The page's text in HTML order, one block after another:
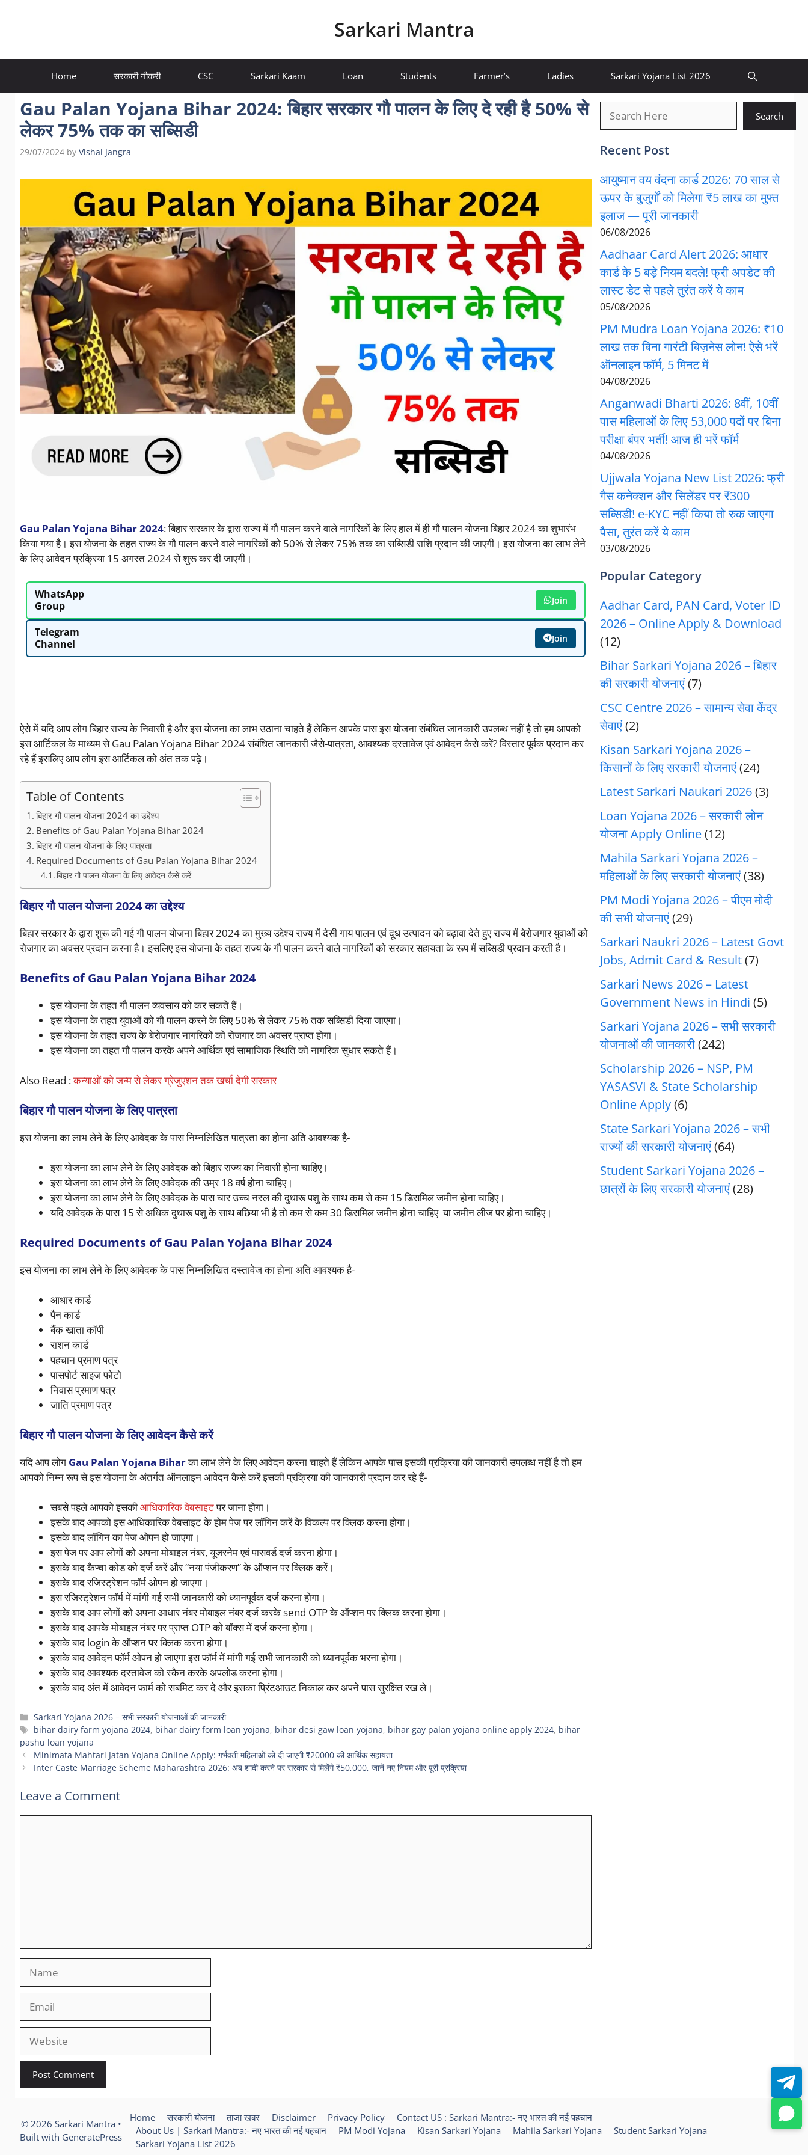
Sarkari Mantra
Home सरकारी नौकरी CSC Sarkari Kaam Loan Students Farmer’s Ladies Sarkari Yojana List 2026
Gau Palan Yojana Bihar 2024: बिहार सरकार गौ पालन के लिए दे रही है 50% से
लेकर 75% तक का सब्सिडी
29/07/2024 by Vishal Jangra
Gau Palan Yojana Bihar 2024: बिहार सरकार के द्वारा राज्य में गौ पालन करने वाले नागरिकों के लिए हाल में ही गौ पालन योजना बिहार 2024 का शुभारंभ
किया गया है। इस योजना के तहत राज्य के गौ पालन करने वाले नागरिकों को 50% से लेकर 75% तक का सब्सिडी राशि प्रदान की जाएगी। इस योजना का लाभ लेने
के लिए आवेदन प्रक्रिया 15 अगस्त 2024 से शुरू कर दी जाएगी।
WhatsApp
Group
Join
Telegram
Channel
Join
ऐसे में यदि आप लोग बिहार राज्य के निवासी है और इस योजना का लाभ उठाना चाहते हैं लेकिन आपके पास इस योजना संबंधित जानकारी उपलब्ध नहीं है तो हम आपको
इस आर्टिकल के माध्यम से Gau Palan Yojana Bihar 2024 संबंधित जानकारी जैसे-पात्रता, आवश्यक दस्तावेज एवं आवेदन कैसे करें? विस्तार पूर्वक प्रदान कर
रहे हैं इसलिए आप लोग इस आर्टिकल को अंत तक पढ़े।
Table of Contents
बिहार गौ पालन योजना 2024 का उद्देश्य
Benefits of Gau Palan Yojana Bihar 2024
बिहार गौ पालन योजना के लिए पात्रता
Required Documents of Gau Palan Yojana Bihar 2024
बिहार गौ पालन योजना के लिए आवेदन कैसे करें
बिहार गौ पालन योजना 2024 का उद्देश्य
बिहार सरकार के द्वारा शुरू की गई गौ पालन योजना बिहार 2024 का मुख्य उद्देश्य राज्य में देसी गाय पालन एवं दूध उत्पादन को बढ़ावा देते हुए राज्य में बेरोजगार युवाओं को
रोजगार का अवसर प्रदान करना है। इसलिए इस योजना के तहत राज्य के गौ पालन करने वाले नागरिकों को सरकार सहायता के रूप में सब्सिडी प्रदान करती है।
Benefits of Gau Palan Yojana Bihar 2024
इस योजना के तहत गौ पालन व्यवसाय को कर सकते हैं।
इस योजना के तहत युवाओं को गौ पालन करने के लिए 50% से लेकर 75% तक सब्सिडी दिया जाएगा।
इस योजना के तहत राज्य के बेरोजगार नागरिकों को रोजगार का अवसर प्राप्त होगा।
इस योजना का तहत गौ पालन करके अपने आर्थिक एवं सामाजिक स्थिति को नागरिक सुधार सकते हैं।
Also Read :कन्याओं को जन्म से लेकर ग्रेजुएशन तक खर्चा देगी सरकार
बिहार गौ पालन योजना के लिए पात्रता
इस योजना का लाभ लेने के लिए आवेदक के पास निम्नलिखित पात्रता का होना अति आवश्यक है-
इस योजना का लाभ लेने के लिए आवेदक को बिहार राज्य का निवासी होना चाहिए।
इस योजना का लाभ लेने के लिए आवेदक की उम्र 18 वर्ष होना चाहिए।
इस योजना का लाभ लेने के लिए आवेदक के पास चार उच्च नस्ल की दुधारू पशु के साथ कम से कम 15 डिसमिल जमीन होना चाहिए।
यदि आवेदक के पास 15 से अधिक दुधारू पशु के साथ बछिया भी है तो कम से कम 30 डिसमिल जमीन होना चाहिए या जमीन लीज पर होना चाहिए।
Required Documents of Gau Palan Yojana Bihar 2024
इस योजना का लाभ लेने के लिए आवेदक के पास निम्नलिखित दस्तावेज का होना अति आवश्यक है-
आधार कार्ड
पैन कार्ड
बैंक खाता कॉपी
राशन कार्ड
पहचान प्रमाण पत्र
पासपोर्ट साइज फोटो
निवास प्रमाण पत्र
जाति प्रमाण पत्र
बिहार गौ पालन योजना के लिए आवेदन कैसे करें
यदि आप लोग Gau Palan Yojana Biharका लाभ लेने के लिए आवेदन करना चाहते हैं लेकिन आपके पास इसकी प्रक्रिया की जानकारी उपलब्ध नहीं है तो हम
आपको निम्न रूप से इस योजना के अंतर्गत ऑनलाइन आवेदन कैसे करें इसकी प्रक्रिया की जानकारी प्रदान कर रहे हैं-
सबसे पहले आपको इसकीआधिकारिक वेबसाइटपर जाना होगा।
इसके बाद आपको इस आधिकारिक वेबसाइट के होम पेज पर लॉगिन करें के विकल्प पर क्लिक करना होगा।
इसके बाद लॉगिन का पेज ओपन हो जाएगा।
इस पेज पर आप लोगों को अपना मोबाइल नंबर, यूजरनेम एवं पासवर्ड दर्ज करना होगा।
इसके बाद कैप्चा कोड को दर्ज करें और “नया पंजीकरण” के ऑप्शन पर क्लिक करें।
इसके बाद रजिस्ट्रेशन फॉर्म ओपन हो जाएगा।
इस रजिस्ट्रेशन फॉर्म में मांगी गई सभी जानकारी को ध्यानपूर्वक दर्ज करना होगा।
इसके बाद आप लोगों को अपना आधार नंबर मोबाइल नंबर दर्ज करके send OTP के ऑप्शन पर क्लिक करना होगा।
इसके बाद आपके मोबाइल नंबर पर प्राप्त OTP को बॉक्स में दर्ज करना होगा।
इसके बाद login के ऑप्शन पर क्लिक करना होगा।
इसके बाद आवेदन फॉर्म ओपन हो जाएगा इस फॉर्म में मांगी गई सभी जानकारी को ध्यानपूर्वक भरना होगा।
इसके बाद आवश्यक दस्तावेज को स्कैन करके अपलोड करना होगा।
इसके बाद अंत में आवेदन फार्म को सबमिट कर दे और इसका प्रिंटआउट निकाल कर अपने पास सुरक्षित रख ले।
Categories
Sarkari Yojana 2026 – सभी सरकारी योजनाओं की जानकारी
Tags
bihar dairy farm yojana 2024, bihar dairy form loan yojana, bihar desi gaw loan yojana, bihar gay palan yojana online apply 2024, bihar
pashu loan yojana
Minimata Mahtari Jatan Yojana Online Apply: गर्भवती महिलाओं को दी जाएगी ₹20000 की आर्थिक सहायता
Inter Caste Marriage Scheme Maharashtra 2026: अब शादी करने पर सरकार से मिलेंगे ₹50,000, जानें नए नियम और पूरी प्रक्रिया
Leave a Comment
Website
Search
Recent Post
आयुष्मान वय वंदना कार्ड 2026: 70 साल से
ऊपर के बुजुर्गों को मिलेगा ₹5 लाख का मुफ्त
इलाज — पूरी जानकारी
06/08/2026
Aadhaar Card Alert 2026: आधार
कार्ड के 5 बड़े नियम बदले! फ्री अपडेट की
लास्ट डेट से पहले तुरंत करें ये काम
05/08/2026
PM Mudra Loan Yojana 2026: ₹10
लाख तक बिना गारंटी बिज़नेस लोन! ऐसे भरें
ऑनलाइन फॉर्म, 5 मिनट में
04/08/2026
Anganwadi Bharti 2026: 8वीं, 10वीं
पास महिलाओं के लिए 53,000 पदों पर बिना
परीक्षा बंपर भर्ती! आज ही भरें फॉर्म
04/08/2026
Ujjwala Yojana New List 2026: फ्री
गैस कनेक्शन और सिलेंडर पर ₹300
सब्सिडी! e-KYC नहीं किया तो रुक जाएगा
पैसा, तुरंत करें ये काम
03/08/2026
Popular Category
Aadhar Card, PAN Card, Voter ID
2026 – Online Apply & Download
(12)
Bihar Sarkari Yojana 2026 – बिहार
की सरकारी योजनाएं(7)
CSC Centre 2026 – सामान्य सेवा केंद्र
सेवाएं(2)
Kisan Sarkari Yojana 2026 –
किसानों के लिए सरकारी योजनाएं(24)
Latest Sarkari Naukari 2026(3)
Loan Yojana 2026 – सरकारी लोन
योजना Apply Online(12)
Mahila Sarkari Yojana 2026 –
महिलाओं के लिए सरकारी योजनाएं(38)
PM Modi Yojana 2026 – पीएम मोदी
की सभी योजनाएं(29)
Sarkari Naukri 2026 – Latest Govt
Jobs, Admit Card & Result(7)
Sarkari News 2026 – Latest
Government News in Hindi (5)
Sarkari Yojana 2026 – सभी सरकारी
योजनाओं की जानकारी(242)
Scholarship 2026 – NSP, PM
YASASVI & State Scholarship
Online Apply(6)
State Sarkari Yojana 2026 – सभी
राज्यों की सरकारी योजनाएं(64)
Student Sarkari Yojana 2026 –
छात्रों के लिए सरकारी योजनाएं(28)
Home सरकारी योजना ताजा खबर Disclaimer Privacy Policy
Contact US : Sarkari Mantra:- नए भारत की नई पहचान
About Us | Sarkari Mantra:- नए भारत की नई पहचान
PM Modi Yojana Kisan Sarkari Yojana Mahila Sarkari Yojana
Student Sarkari Yojana
Sarkari Yojana List 2026
© 2026 Sarkari Mantra •
Built with GeneratePress